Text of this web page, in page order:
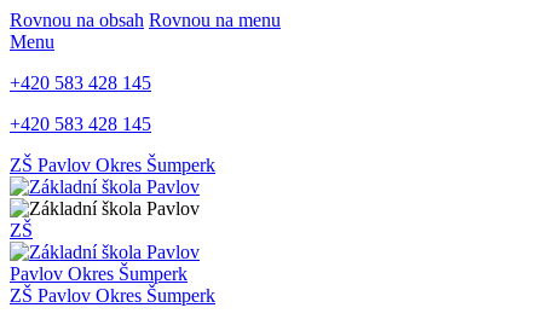
Rovnou na obsah Rovnou na menu
Menu
+420 583 428 145
+420 583 428 145
ZŠ Pavlov Okres Šumperk
ZŠ
Pavlov Okres Šumperk
ZŠ Pavlov Okres Šumperk